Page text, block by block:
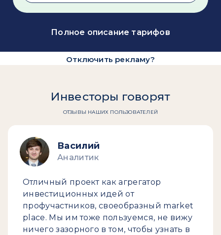
Полное описание тарифов
Отключить рекламу?
Инвесторы говорят
ОТЗЫВЫ НАШИХ ПОЛЬЗОВАТЕЛЕЙ
Василий
Аналитик
Отличный проект как агрегатор
инвестиционных идей от
профучастников, своеобразный market
place. Мы им тоже пользуемся, не вижу
ничего зазорного в том, чтобы узнать в